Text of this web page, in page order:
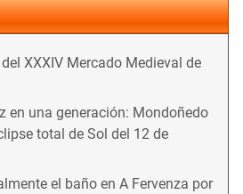
XXXIV Mercado Medieval de
en una generación: Mondoñedo
total de Sol del 12 de
el baño en A Fervenza por